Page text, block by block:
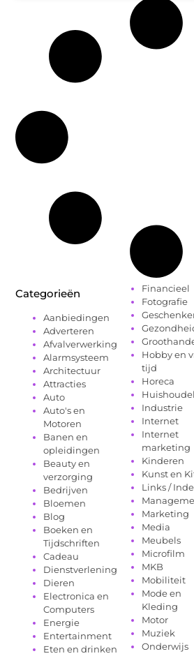
Categorieën
Aanbiedingen
Adverteren
Afvalverwerking
Alarmsysteem
Architectuur
Attracties
Auto
Auto's en
Motoren
Banen en
opleidingen
Beauty en
verzorging
Bedrijven
Bloemen
Blog
Boeken en
Tijdschriften
Cadeau
Dienstverlening
Dieren
Electronica en
Computers
Energie
Entertainment
Eten en drinken
Financieel
Fotografie
Hobby en
tijd
Horeca
Industrie
Internet
Internet
marketing
Kinderen
Kunst en
Links /
Marketing
Media
Meubels
Microfilm
MKB
Mobiliteit
Mode en
Kleding
Motor
Muziek
Onderwijs